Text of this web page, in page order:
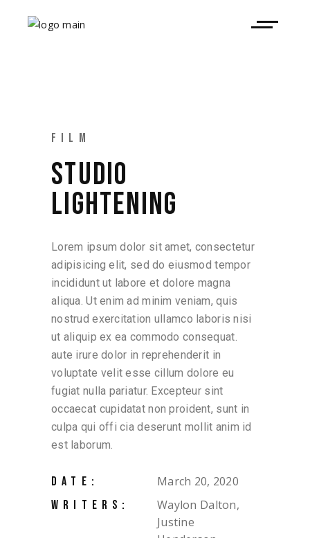
FILM
STUDIO
LIGHTENING
Lorem ipsum dolor sit amet, consectetur
adipisicing elit, sed do eiusmod tempor
incididunt ut labore et dolore magna
aliqua. Ut enim ad minim veniam, quis
nostrud exercitation ullamco laboris nisi
ut aliquip ex ea commodo consequat.
aute irure dolor in reprehenderit in
voluptate velit esse cillum dolore eu
fugiat nulla pariatur. Excepteur sint
occaecat cupidatat non proident, sunt in
culpa qui offi cia deserunt mollit anim id
est laborum.
DATE: March 20, 2020
WRITERS:
Waylon Dalton,
Justine